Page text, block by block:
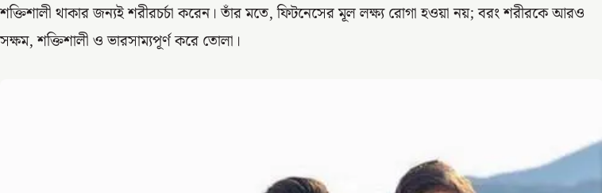
শক্তিশালী থাকার জন্যই শরীরচর্চা করেন। তাঁর মতে, ফিটনেসের মূল লক্ষ্য রোগা হওয়া নয়; বরং শরীরকে আরও
সক্ষম, শক্তিশালী ও ভারসাম্যপূর্ণ করে তোলা।